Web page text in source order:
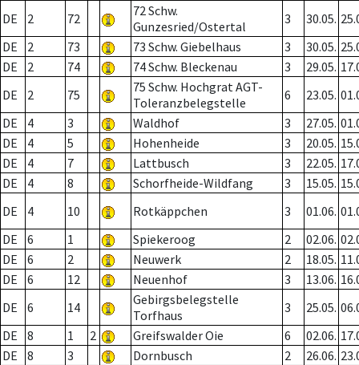
DE 2 72
72 Schw.
Gunzesried/Ostertal
3 30.05.
DE
2 73 73 Schw. Giebelhaus 3 30.05.
DE
2 74 74 Schw. Bleckenau 3 29.05.
DE
2 75
75 Schw. Hochgrat AGT-
Toleranzbelegstelle
6 23.05.
DE
4 3 Waldhof 3 27.05.
DE
4 5 Hohenheide 3 20.05.
DE
4 7 Lattbusch 3 22.05.
DE
4 8 Schorfheide-Wildfang 3 15.05.
DE
4 10 Rotkäppchen 3 01.06.
DE
6 1 Spiekeroog 2 02.06.
DE
6 2 Neuwerk 2 18.05.
DE
6 12 Neuenhof 3 13.06.
DE
6 14
Gebirgsbelegstelle
Torfhaus
3 25.05.
DE
8 1 2 Greifswalder Oie 6 02.06.
DE
8 3 Dornbusch 2 26.06.